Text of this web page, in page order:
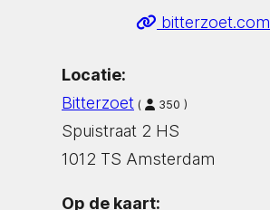
bitterzoet.com
Locatie:
Bitterzoet ( 350 )
Spuistraat 2 HS
1012 TS Amsterdam
Op de kaart: